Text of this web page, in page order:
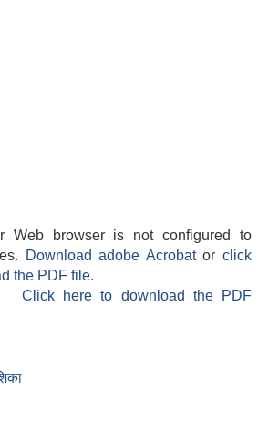
Web browser is not configured to
Download adobe Acrobatorclick
the PDF file.
Click here to download the PDF